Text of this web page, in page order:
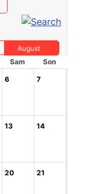
August
Sam
Son
6 7
13 14
20 21